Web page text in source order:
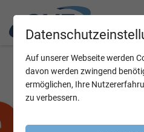
Auf unserer Webseite werden
davon werden zwingend
ermöglichen, Ihre
zu verbessern.